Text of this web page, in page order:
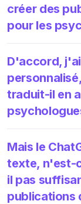
créer des
pour les
D'accord,
traduit-il en
Mais le
texte, n'est-
il pas
publications